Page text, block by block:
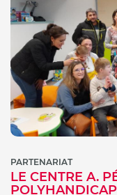
PARTENARIAT
LE CENTRE A.